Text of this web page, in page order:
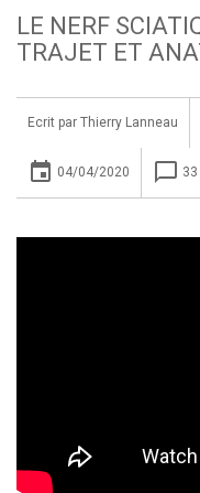
LE NERF
TRAJET ET
Ecrit par Thierry Lanneau
insert_invitation 04/04/2020 chat_bubble_outline